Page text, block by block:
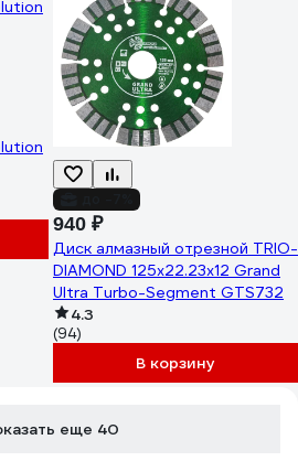
940 ₽
Диск алмазный отрезной TRIO-
DIAMOND 125х22.23x12 Grand
Ultra Turbo-Segment GTS732
4.3
(94)
В корзину
еще 40